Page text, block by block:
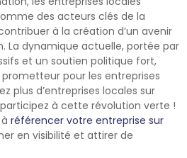
des acteurs clés de la
à la création d’un avenir
La dynamique actuelle, portée par
et un soutien politique fort,
pour les entreprises
plus d’entreprises locales sur
à cette révolution verte !
référencer votre entreprise sur
en visibilité et attirer de